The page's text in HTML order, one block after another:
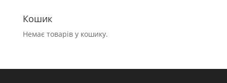
Кошик
Немає товарів у кошику.